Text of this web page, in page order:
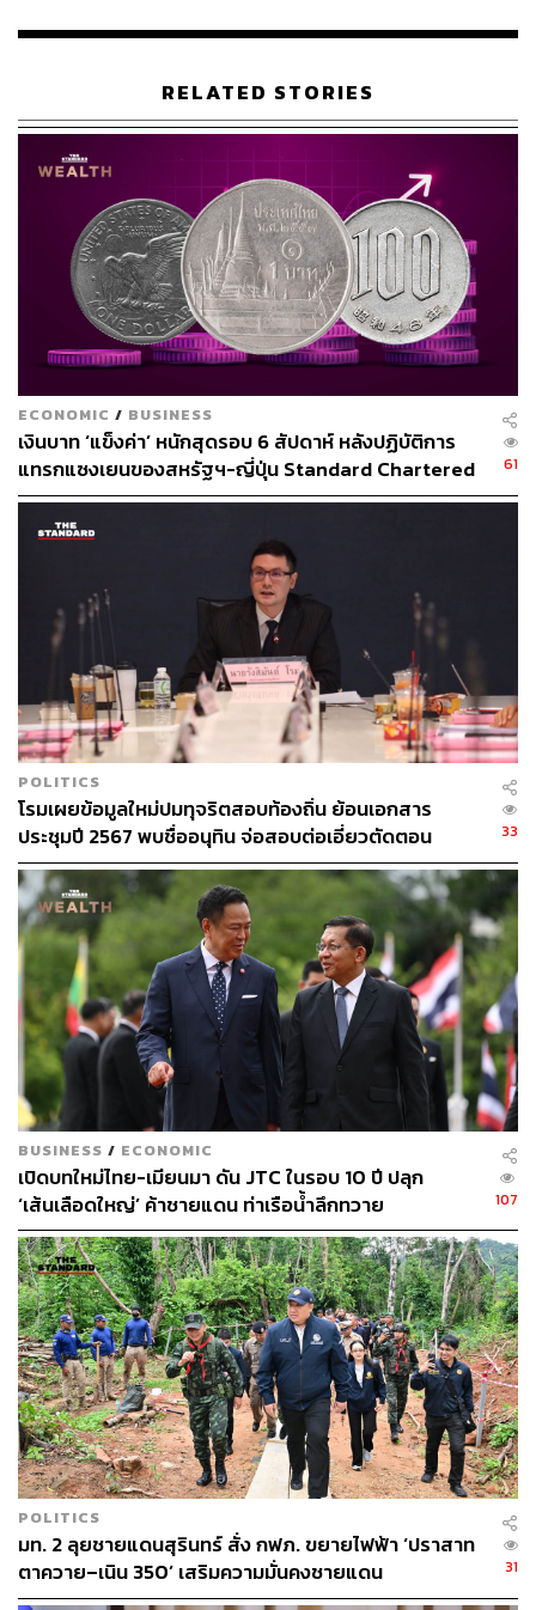
ความปลอดภัยของประชาชนไทยในกัมพูชา และประชาชน
กัมพูชาในประเทศไทย ไม่ให้เกิดการเลือกปฏิบัติหรือการกระ
ทำที่ไม่เหมาะสม
พร้อมกันนี้ นายกรัฐมนตรีขอให้ไทย-กัมพูชาใช้กรอบทวิภาคี
ในการหารือ บนพื้นฐานของการเจรจาอย่างสร้างสรรค์
ปราศจากแรงกดดันจากประเทศที่สาม เพื่อป้องกันไม่ให้
สถานการณ์นำไปสู่ความขัดแย้งที่รุนแรงยิ่งขึ้น
นายกรัฐมนตรียืนยันว่า ในการหารือครั้งนี้ ยังไม่มีการเจรจา
เรื่องการกำหนดเขตแดนหรือการเปิดพรมแดน โดยเป็นเพียง
การเห็นพ้องให้เริ่มต้นหารือในระดับปฏิบัติการก่อน ขณะที่
รัฐมนตรีว่าการกระทรวงการต่างประเทศและรองเสนาธิการ
ทหารของไทยจะดำเนินการหารือในรายละเอียดต่อไป
ท้ายที่สุด นายกรัฐมนตรีย้ำว่า ประเทศไทยจะรักษาเกียรติภูมิ
อธิปไตย และผลประโยชน์ของประชาชนไทยอย่างเต็มที่ โดย
จะดำเนินทุกแนวทางด้วยความรอบคอบ เพื่อไม่ให้
ประเทศไทยเกิดความสูญเสียจากกระบวนการเจรจาในครั้งนี้
TAGS:
Cambodia
การเจรจาสันติภาพ
อนุทิน ชาญวีรกูล
Hun Manet
Thailand
ชายแดนไทย-กัมพูชา
147
ABOUT THE AUTHOR
THE STANDARD TEAM
กองบรรณาธิการ THE STANDARD
RELATED STORIES
ECONOMIC / BUSINESS
เงินบาท ‘แข็งค่า’ หนักสุดรอบ 6 สัปดาห์ หลังปฏิบัติการ
แทรกแซงเยนของสหรัฐฯ-ญี่ปุ่น Standard Chartered
เปิดเป้าสิ้นปีนี้จ่อแข็งต่อแตะ 32.50 บาทต่อดอลลาร์
61
POLITICS
โรมเผยข้อมูลใหม่ปมทุจริตสอบท้องถิ่น ย้อนเอกสาร
ประชุมปี 2567 พบชื่ออนุทิน จ่อสอบต่อเอี่ยวตัดตอน
ม.บูรพา หรือไม่
33
BUSINESS / ECONOMIC
เปิดบทใหม่ไทย-เมียนมา ดัน JTC ในรอบ 10 ปี ปลุก
‘เส้นเลือดใหญ่’ ค้าชายแดน ท่าเรือน้ำลึกทวาย
107
POLITICS
มท. 2 ลุยชายแดนสุรินทร์ สั่ง กฟภ. ขยายไฟฟ้า ‘ปราสาท
ตาควาย–เนิน 350’ เสริมความมั่นคงชายแดน
31